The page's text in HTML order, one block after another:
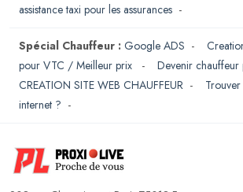
assistance taxi pour les assurances -
Spécial Chauffeur : Google ADS -
pour VTC / Meilleur prix
- Devenir chauffeur
CREATION SITE WEB CHAUFFEUR -
internet ? -